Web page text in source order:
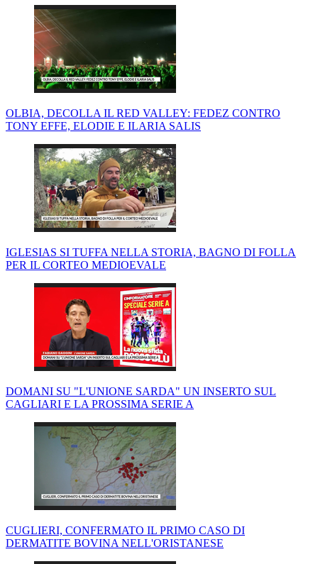
OLBIA, DECOLLA IL RED VALLEY: FEDEZ CONTRO
TONY EFFE, ELODIE E ILARIA SALIS
IGLESIAS SI TUFFA NELLA STORIA, BAGNO DI FOLLA
PER IL CORTEO MEDIOEVALE
DOMANI SU "L'UNIONE SARDA" UN INSERTO SUL
CAGLIARI E LA PROSSIMA SERIE A
CUGLIERI, CONFERMATO IL PRIMO CASO DI
DERMATITE BOVINA NELL'ORISTANESE